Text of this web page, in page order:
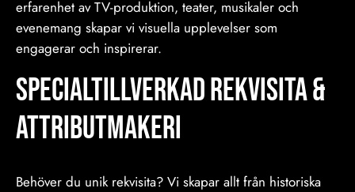
erfarenhet av TV-produktion, teater, musikaler och
evenemang skapar vi visuella upplevelser som
engagerar och inspirerar.
Specialtillverkad Rekvisita &
Attributmakeri
Behöver du unik rekvisita? Vi skapar allt från historiska